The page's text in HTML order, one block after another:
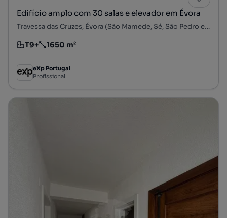
Edifício amplo com 30 salas e elevador em Évora
Travessa das Cruzes, Évora (São Mamede, Sé, São Pedro e Santo Antão), Évora, Évora
Tipologia
T9+
Preço por metro quadrado
1650 m²
eXp Portugal
Profissional